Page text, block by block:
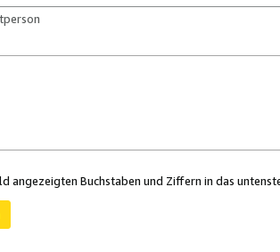
angezeigten Buchstaben und Ziffern in das